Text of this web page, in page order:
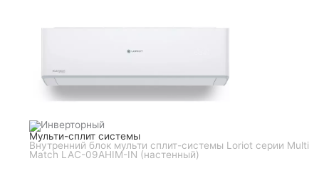
Мульти-сплит системы
Внутренний блок мульти сплит-системы Loriot серии Multi
Match LAC-09AHIM-IN (настенный)